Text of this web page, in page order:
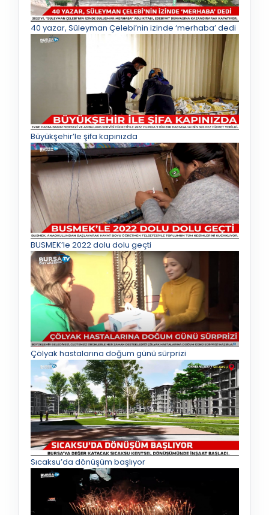
40 yazar, Süleyman Çelebi’nin izinde ‘merhaba’ dedi
Büyükşehir’le şifa kapınızda
BUSMEK’le 2022 dolu dolu geçti
Çölyak hastalarına doğum günü sürprizi
Sıcaksu’da dönüşüm başlıyor